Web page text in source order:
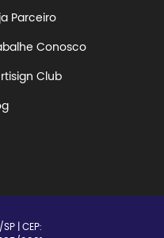
Parceiro
Conosco
Club
| CEP: